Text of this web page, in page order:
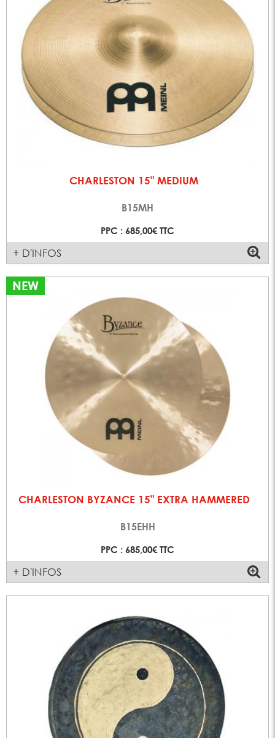
CHARLESTON 15" MEDIUM
B15MH
PPC : 685,00€ TTC
+ D'INFOS
NEW
CHARLESTON BYZANCE 15" EXTRA HAMMERED
B15EHH
PPC : 685,00€ TTC
+ D'INFOS